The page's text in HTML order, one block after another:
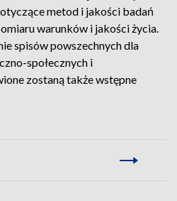
metod i jakości badań
warunków i jakości życia.
spisów powszechnych dla
społecznych i
zostaną także wstępne